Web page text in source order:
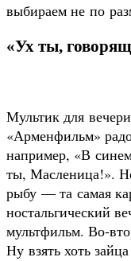
выбираем не по
«Ух ты,
Мультик для
«Арменфильм»
например, «В
ты, Масленица!».
рыбу — та самая
ностальгический
мультфильм.
Ну взять хоть